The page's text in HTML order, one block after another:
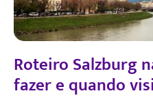
Roteiro Salzburg
fazer e quando